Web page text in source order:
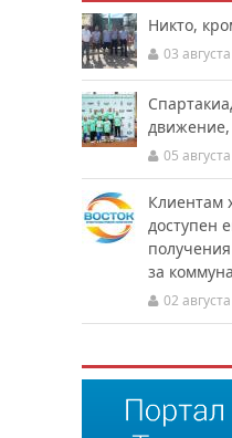
Никто,
03
движение,
05
Клиентам
доступен
за
02